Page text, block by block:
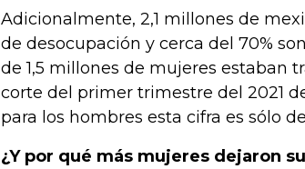
Adicionalmente, 2,1 millones de
de desocupación y cerca del 70%
de 1,5 millones de mujeres estaban
corte del primer trimestre del 2021
para los hombres esta cifra es sólo
¿Y por qué más mujeres dejaron